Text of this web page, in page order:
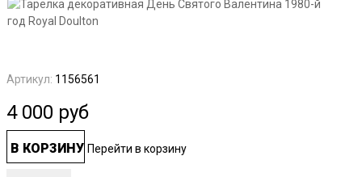
Артикул: 1156561
4 000 руб
В КОРЗИНУ Перейти в корзину